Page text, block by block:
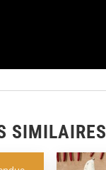
SIMILAIRES